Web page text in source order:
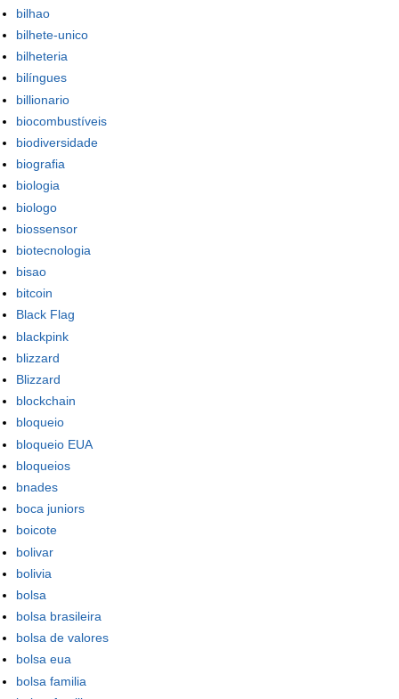
bilhao
bilhete-unico
bilheteria
bilíngues
billionario
biocombustíveis
biodiversidade
biografia
biologia
biologo
biossensor
biotecnologia
bisao
bitcoin
Black Flag
blackpink
blizzard
Blizzard
blockchain
bloqueio
bloqueio EUA
bloqueios
bnades
boca juniors
boicote
bolivar
bolivia
bolsa
bolsa brasileira
bolsa de valores
bolsa eua
bolsa familia